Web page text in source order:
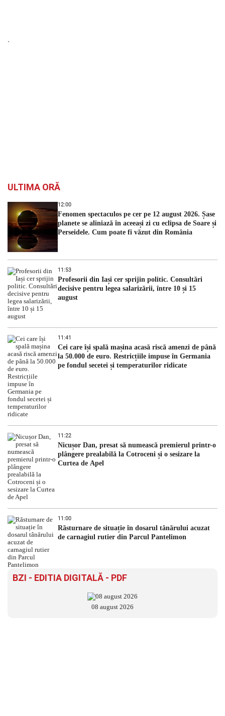
`
ULTIMA ORĂ
12:00
Fenomen spectaculos pe cer pe 12 august 2026. Șase
planete se aliniază în aceeași zi cu eclipsa de Soare și
Perseidele. Cum poate fi văzut din România
11:53
Profesorii din Iași cer sprijin politic. Consultări
decisive pentru legea salarizării, între 10 și 15
august
11:41
Cei care își spală mașina acasă riscă amenzi de până
la 50.000 de euro. Restricțiile impuse în Germania
pe fondul secetei și temperaturilor ridicate
11:22
Nicușor Dan, presat să numească premierul printr-o
plângere prealabilă la Cotroceni și o sesizare la
Curtea de Apel
11:00
Răsturnare de situație în dosarul tânărului acuzat
de carnagiul rutier din Parcul Pantelimon
BZI - EDITIA DIGITALĂ - PDF
08 august 2026